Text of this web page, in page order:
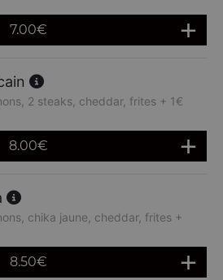
7.00€
2 steaks, cheddar, frites + 1€
8.00€
chika jaune, cheddar, frites +
8.50€